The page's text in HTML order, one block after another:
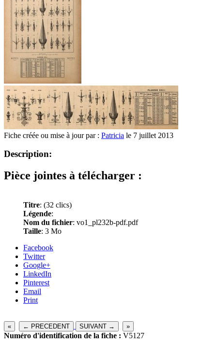
Fiche créée ou mise à jour par : Patricia le 7 juillet 2013
Description:
Pièce jointes à télécharger :
Titre: (32 clics)
Légende:
Nom du fichier: vo1_pl232b-pdf.pdf
Taille: 3 Mo
Facebook
Twitter
Google+
LinkedIn
Pinterest
Email
Print
« ← PRECEDENT SUIVANT → »
Numéro d'identification de la fiche : V5127